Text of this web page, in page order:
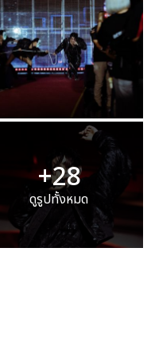
+28
ดูรูปทั้งหมด